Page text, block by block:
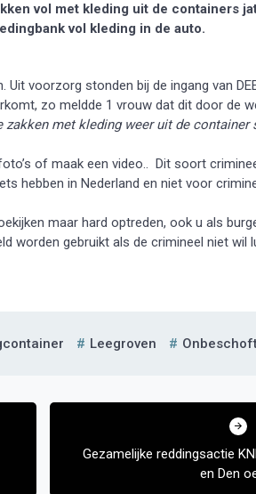
vol met kleding uit de containers
vol kleding in de auto.
voorzorg stonden bij de ingang van
zo meldde 1 vrouw dat dit door de
met kleding weer uit de container
of maak een video.. Dit soort
hebben in Nederland en niet voor
maar hard optreden, ook u als
worden gebruikt als de crimineel niet wil
Leegroven
Gezamelijke reddingsactie
en Den